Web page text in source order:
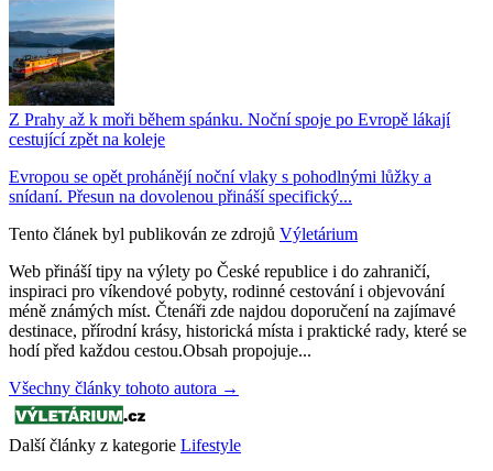
Z Prahy až k moři během spánku. Noční spoje po Evropě lákají
cestující zpět na koleje
Evropou se opět prohánějí noční vlaky s pohodlnými lůžky a
snídaní. Přesun na dovolenou přináší specifický...
Tento článek byl publikován ze zdrojů Výletárium
Web přináší tipy na výlety po České republice i do zahraničí,
inspiraci pro víkendové pobyty, rodinné cestování i objevování
méně známých míst. Čtenáři zde najdou doporučení na zajímavé
destinace, přírodní krásy, historická místa i praktické rady, které se
hodí před každou cestou.Obsah propojuje...
Všechny články tohoto autora →
Další články z kategorie Lifestyle